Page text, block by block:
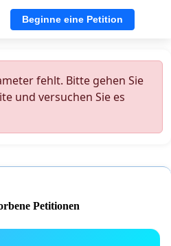
Beginne eine Petition
fehlt. Bitte gehen Sie
und versuchen Sie es
Petitionen